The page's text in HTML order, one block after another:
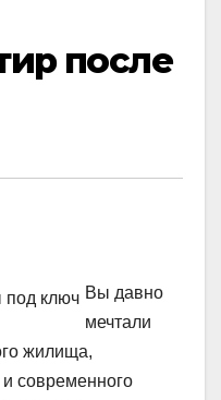
после
Вы давно
мечтали
жилища,
современного